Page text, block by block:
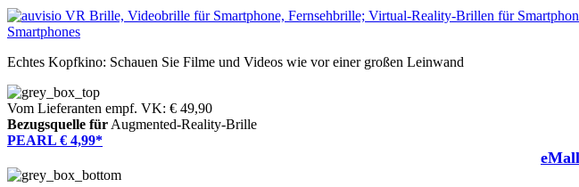
Echtes Kopfkino: Schauen Sie Filme und Videos wie vor einer großen Leinwand
Vom Lieferanten empf. VK: € 49,90
Bezugsquelle für Augmented-Reality-Brille
PEARL € 4,99*